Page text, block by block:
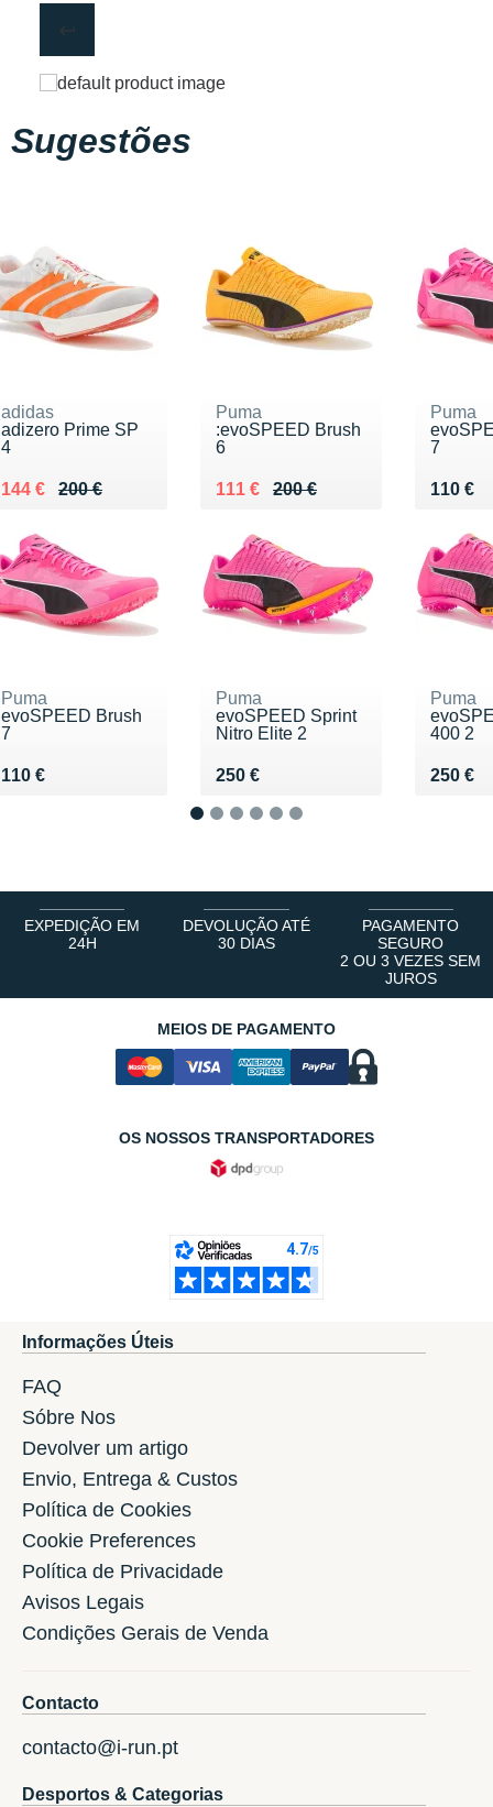
Sugestões
adidas
adizero Prime SP
4
200 €
Au lieu de 200 €
144 €
Vendu 144 €
Puma
:evoSPEED Brush
6
200 €
Au lieu de 200 €
111 €
Vendu 111 €
Puma
7
110 €
Vendu
Puma
evoSPEED Brush
7
110 €
Vendu 110 €
Puma
evoSPEED Sprint
Nitro Elite 2
250 €
Vendu 250 €
Puma
400 2
250 €
Vendu
EXPEDIÇÃO EM
24H
DEVOLUÇÃO ATÉ
30 DIAS
PAGAMENTO
SEGURO
2 OU 3 VEZES SEM
JUROS
MEIOS DE PAGAMENTO
OS NOSSOS TRANSPORTADORES
Informações Úteis
FAQ
Sóbre Nos
Devolver um artigo
Envio, Entrega & Custos
Política de Cookies
Cookie Preferences
Política de Privacidade
Avisos Legais
Condições Gerais de Venda
Contacto
contacto@i-run.pt
Desportos & Categorias